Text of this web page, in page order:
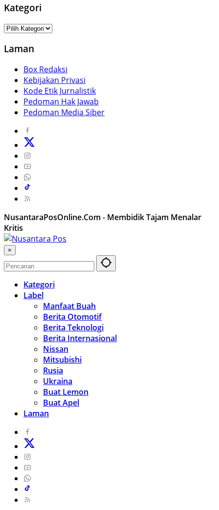
Kategori
Kategori
Laman
Box Redaksi
Kebijakan Privasi
Kode Etik Jurnalistik
Pedoman Hak Jawab
Pedoman Media Siber
NusantaraPosOnline.Com - Membidik Tajam Menalar
Kritis
×
Kategori
Label
Manfaat Buah
Berita Otomotif
Berita Teknologi
Berita Internasional
Nissan
Mitsubishi
Rusia
Ukraina
Buat Lemon
Buat Apel
Laman